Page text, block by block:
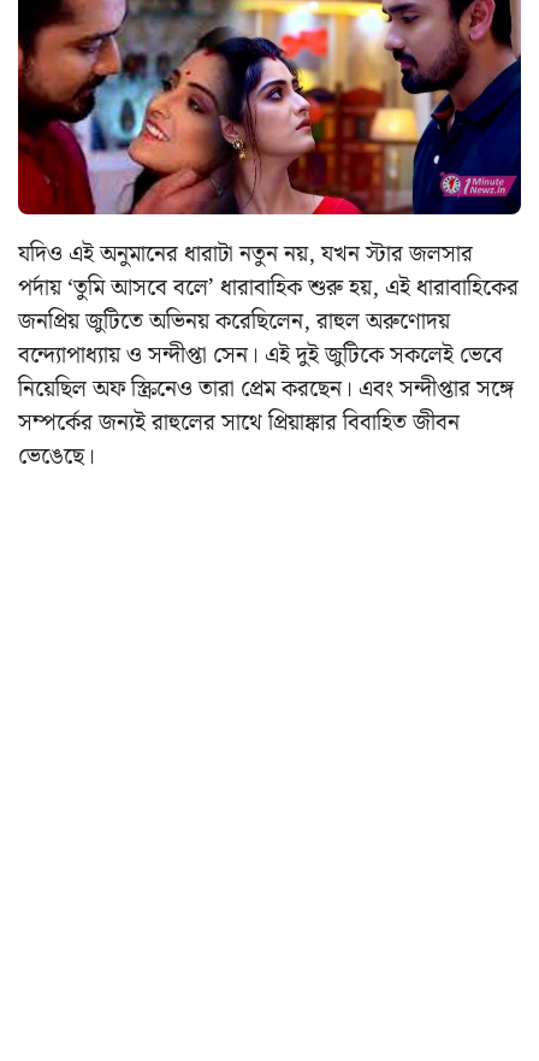
যদিও এই অনুমানের ধারাটা নতুন নয়, যখন স্টার জলসার
পর্দায় ‘তুমি আসবে বলে’ ধারাবাহিক শুরু হয়, এই ধারাবাহিকের
জনপ্রিয় জুটিতে অভিনয় করেছিলেন, রাহুল অরুণোদয়
বন্দ্যোপাধ্যায় ও সন্দীপ্তা সেন। এই দুই জুটিকে সকলেই ভেবে
নিয়েছিল অফ স্ক্রিনেও তারা প্রেম করছেন। এবং সন্দীপ্তার সঙ্গে
সম্পর্কের জন্যই রাহুলের সাথে প্রিয়াঙ্কার বিবাহিত জীবন
ভেঙেছে।